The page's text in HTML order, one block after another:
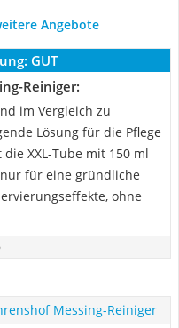
Angebote
GUT
Reiniger:
im Vergleich zu
Lösung für die Pflege
XXL-Tube mit 150 ml
für eine gründliche
ohne
Messing-Reiniger